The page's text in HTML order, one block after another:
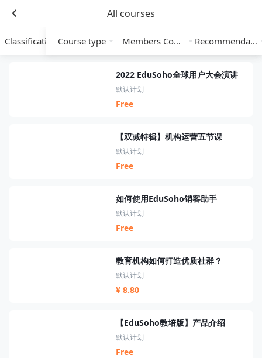
All courses
Classification Course type Members Course Recommendation
2022 EduSoho全球用户大会演讲
默认计划
Free
【双减特辑】机构运营五节课
默认计划
Free
如何使用EduSoho销客助手
默认计划
Free
教育机构如何打造优质社群？
默认计划
¥ 8.80
【EduSoho教培版】产品介绍
默认计划
Free